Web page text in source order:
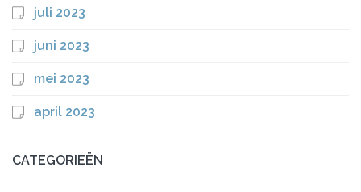
juli 2023
juni 2023
mei 2023
april 2023
CATEGORIEËN